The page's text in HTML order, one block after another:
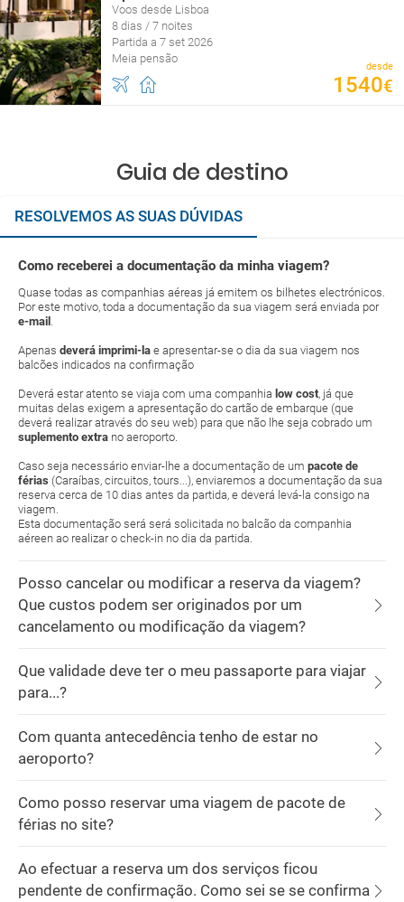
Voos desde Lisboa
8 dias / 7 noites
Partida a 7 set 2026
Meia pensão
desde
1540€
Guia de destino
RESOLVEMOS AS SUAS DÚVIDAS
Como receberei a documentação da minha viagem?
Quase todas as companhias aéreas já emitem os bilhetes electrónicos.
Por este motivo, toda a documentação da sua viagem será enviada por
e-mail .
Apenas deverá imprimi-la e apresentar-se o dia da sua viagem nos
balcões indicados na confirmação
Deverá estar atento se viaja com uma companhia low cost, já que
muitas delas exigem a apresentação do cartão de embarque (que
deverá realizar através do seu web) para que não lhe seja cobrado um
suplemento extra no aeroporto.
Caso seja necessário enviar-lhe a documentação de um pacote de
férias (Caraíbas, circuitos, tours...), enviaremos a documentação da sua
reserva cerca de 10 dias antes da partida, e deverá levá-la consigo na
viagem.
Esta documentação será será solicitada no balcão da companhia
aéreen ao realizar o check-in no dia da partida.
Posso cancelar ou modificar a reserva da viagem?
Que custos podem ser originados por um
cancelamento ou modificação da viagem?
Que validade deve ter o meu passaporte para viajar
para...?
Com quanta antecedência tenho de estar no
aeroporto?
Como posso reservar uma viagem de pacote de
férias no site?
Ao efectuar a reserva um dos serviços ficou
pendente de confirmação. Como sei se se confirma